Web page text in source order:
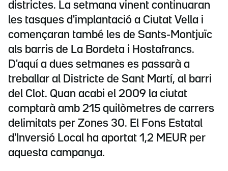
districtes. La setmana vinent continuaran
les tasques d'implantació a Ciutat Vella i
començaran també les de Sants-Montjuïc
als barris de La Bordeta i Hostafrancs.
D'aquí a dues setmanes es passarà a
treballar al Districte de Sant Martí, al barri
del Clot. Quan acabi el 2009 la ciutat
comptarà amb 215 quilòmetres de carrers
delimitats per Zones 30. El Fons Estatal
d'Inversió Local ha aportat 1,2 MEUR per
aquesta campanya.